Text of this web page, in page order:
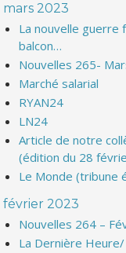
mars 2023
La nouvelle guerre
balcon…
Nouvelles 265-
Marché salarial
RYAN24
LN24
Article de notre
(édition du 28
Le Monde (tribune
février 2023
Nouvelles 264 –
La Dernière Heure/